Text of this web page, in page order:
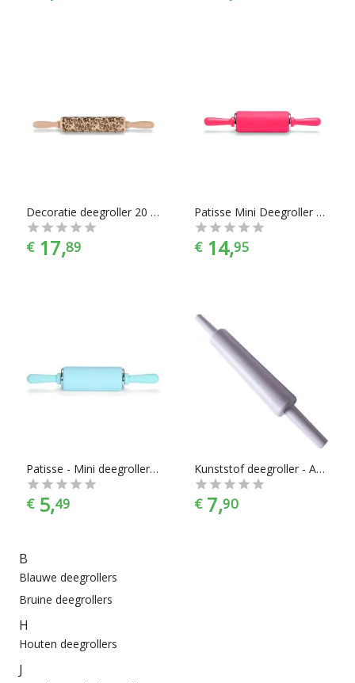
Decoratie deegroller 20 cm
€ 17,89
Patisse Mini Deegroller 11cm Rood
€ 14,95
Patisse - Mini deegroller blauw - 11cm
€ 5,49
Kunststof deegroller - Antikleef - Rolstok - Kleiroller - Wit
€ 7,90
B
Blauwe deegrollers
Bruine deegrollers
H
Houten deegrollers
J